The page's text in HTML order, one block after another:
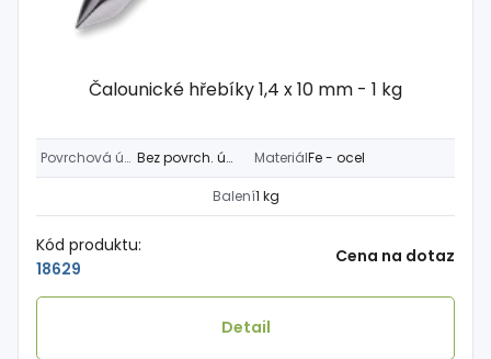
Čalounické hřebíky 1,4 x 10 mm - 1 kg
Povrchová úprava Bez povrch. úpravy MateriálFe - ocel
Balení1 kg
Kód produktu:
18629
Cena na dotaz
Detail